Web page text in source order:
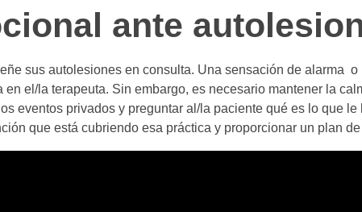
ante
sus autolesiones en consulta. Una sensación de alarma
el/la terapeuta. Sin embargo, es necesario mantener la
eventos privados y preguntar al/la paciente qué es lo que le
que está cubriendo esa práctica y proporcionar un plan